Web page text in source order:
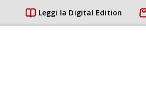
Leggi la Digital Edition